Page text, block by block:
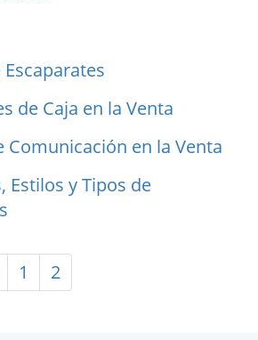
de Caja en la Venta
Comunicación en la Venta
Estilos y Tipos de
1 2